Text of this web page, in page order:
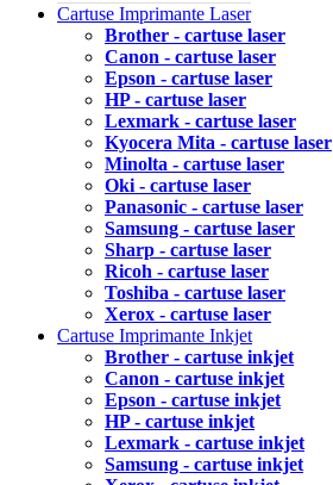
Cartuse Imprimante Laser
Brother - cartuse laser
Canon - cartuse laser
Epson - cartuse laser
HP - cartuse laser
Lexmark - cartuse laser
Kyocera Mita - cartuse laser
Minolta - cartuse laser
Oki - cartuse laser
Panasonic - cartuse laser
Samsung - cartuse laser
Sharp - cartuse laser
Ricoh - cartuse laser
Toshiba - cartuse laser
Xerox - cartuse laser
Cartuse Imprimante Inkjet
Brother - cartuse inkjet
Canon - cartuse inkjet
Epson - cartuse inkjet
HP - cartuse inkjet
Lexmark - cartuse inkjet
Samsung - cartuse inkjet